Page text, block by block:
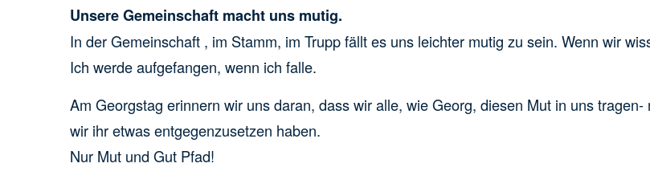
Unsere Gemeinschaft macht uns mutig.
In der Gemeinschaft , im Stamm, im Trupp fällt es uns leichter mutig zu sein. Wenn wir
Ich werde aufgefangen, wenn ich falle.
Am Georgstag erinnern wir uns daran, dass wir alle, wie Georg, diesen Mut in uns
wir ihr etwas entgegenzusetzen haben.
Nur Mut und Gut Pfad!